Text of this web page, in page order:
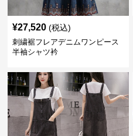
¥27,520 (税込)
刺繍裾フレアデニムワンピース
半袖シャツ衿